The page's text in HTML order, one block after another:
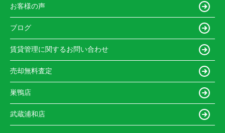
お客様の声
ブログ
賃貸管理に関するお問い合わせ
売却無料査定
巣鴨店
武蔵浦和店